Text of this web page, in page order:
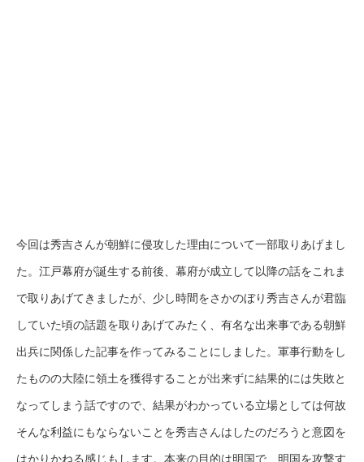
今回は秀吉さんが朝鮮に侵攻した理由について一部取りあげまし
た。江戸幕府が誕生する前後、幕府が成立して以降の話をこれま
で取りあげてきましたが、少し時間をさかのぼり秀吉さんが君臨
していた頃の話題を取りあげてみたく、有名な出来事である朝鮮
出兵に関係した記事を作ってみることにしました。軍事行動をし
たものの大陸に領土を獲得することが出来ずに結果的には失敗と
なってしまう話ですので、結果がわかっている立場としては何故
そんな利益にもならないことを秀吉さんはしたのだろうと意図を
はかりかねる感じもします。本来の目的は明国で、明国を攻撃す